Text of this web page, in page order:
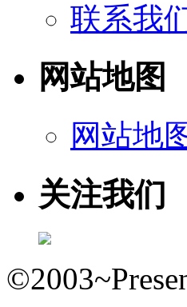
联系我
网站地图
网站地
关注我们